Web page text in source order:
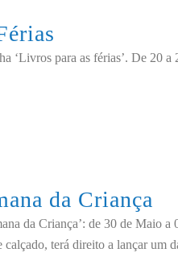
‘Livros para as férias’. De 20 a
da Criança
da Criança’: de 30 de Maio
calçado, terá direito a lançar um